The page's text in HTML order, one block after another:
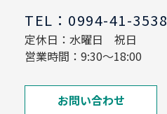
TEL：0994-41-3538
定休日：水曜日 祝日
営業時間：9:30～18:00
お問い合わせ